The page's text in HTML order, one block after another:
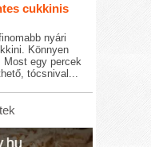
cukkinis
nyári
Könnyen
egy percek
tócsnival...